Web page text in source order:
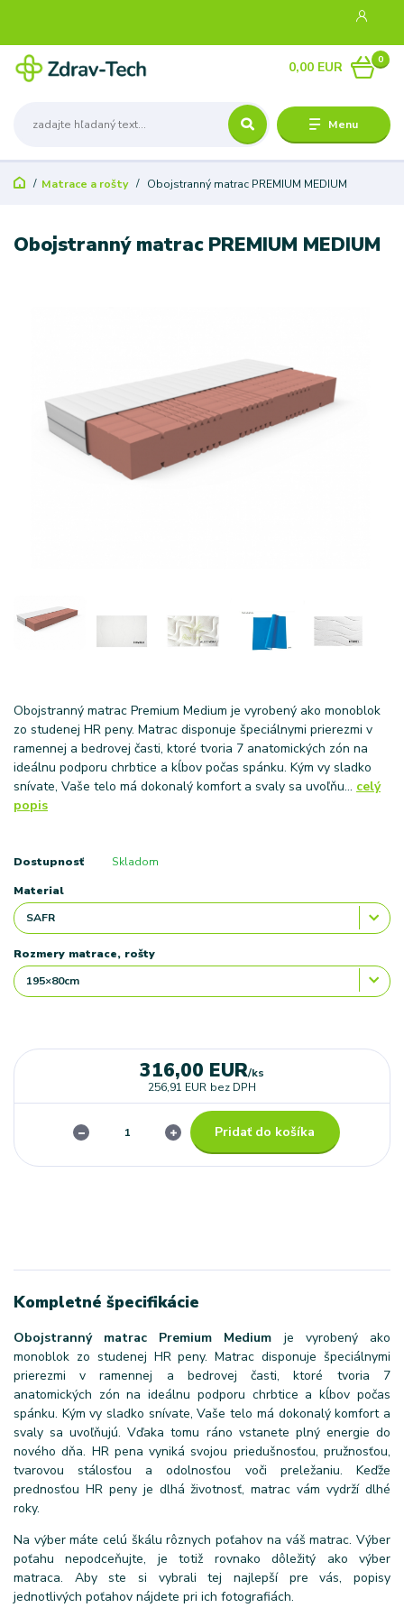
Menu
0
0,00 EUR
Matrace a rošty Obojstranný matrac PREMIUM MEDIUM
Obojstranný matrac PREMIUM MEDIUM
Obojstranný matrac Premium Medium je vyrobený ako monoblok
zo studenej HR peny. Matrac disponuje špeciálnymi prierezmi v
ramennej a bedrovej časti, ktoré tvoria 7 anatomických zón na
ideálnu podporu chrbtice a kĺbov počas spánku. Kým vy sladko
snívate, Vaše telo má dokonalý komfort a svaly sa uvoľňu... celý
popis
Dostupnosť Skladom
Material
Rozmery matrace, rošty
316,00 EUR/ks
256,91 EUR bez DPH
Pridať do košíka
Kompletné špecifikácie
Obojstranný matrac Premium Medium je vyrobený ako
monoblok zo studenej HR peny. Matrac disponuje špeciálnymi
prierezmi v ramennej a bedrovej časti, ktoré tvoria 7
anatomických zón na ideálnu podporu chrbtice a kĺbov počas
spánku. Kým vy sladko snívate, Vaše telo má dokonalý komfort a
svaly sa uvoľňujú. Vďaka tomu ráno vstanete plný energie do
nového dňa. HR pena vyniká svojou priedušnosťou, pružnosťou,
tvarovou stálosťou a odolnosťou voči preležaniu. Keďže
prednosťou HR peny je dlhá životnosť, matrac vám vydrží dlhé
roky.
Na výber máte celú škálu rôznych poťahov na váš matrac. Výber
poťahu nepodceňujte, je totiž rovnako dôležitý ako výber
matraca. Aby ste si vybrali tej najlepší pre vás, popisy
jednotlivých poťahov nájdete pri ich fotografiách.